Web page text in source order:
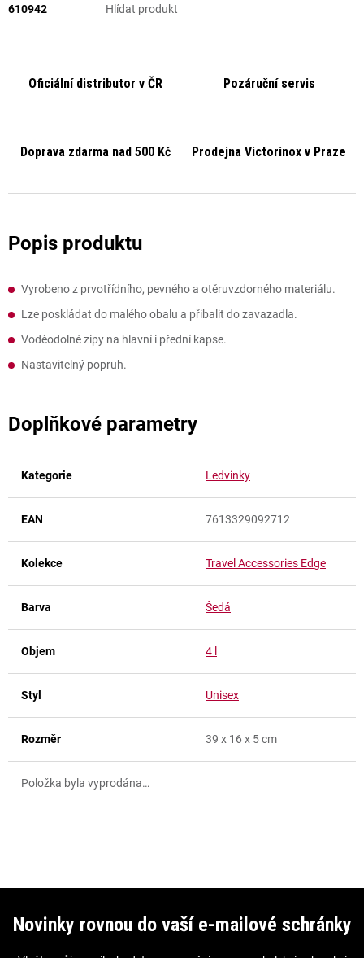
610942
Hlídat produkt
Oficiální distributor v ČR Pozáruční servis
Doprava zdarma nad 500 Kč Prodejna Victorinox v Praze
Vyrobeno z prvotřídního, pevného a otěruvzdorného materiálu.
Lze poskládat do malého obalu a přibalit do zavazadla.
Voděodolné zipy na hlavní i přední kapse.
Nastavitelný popruh.
Doplňkové parametry
Kategorie Ledvinky
EAN 7613329092712
Kolekce Travel Accessories Edge
Barva Šedá
Objem 4 l
Styl Unisex
Rozměr 39 x 16 x 5 cm
Položka byla vyprodána…
Novinky rovnou do vaší e-mailové schránky